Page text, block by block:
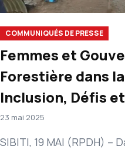
COMMUNIQUÉS DE PRESSE
Femmes et
Forestière dans
Inclusion, Défis
23 mai 2025
SIBITI, 19 MAI (RPDH) –